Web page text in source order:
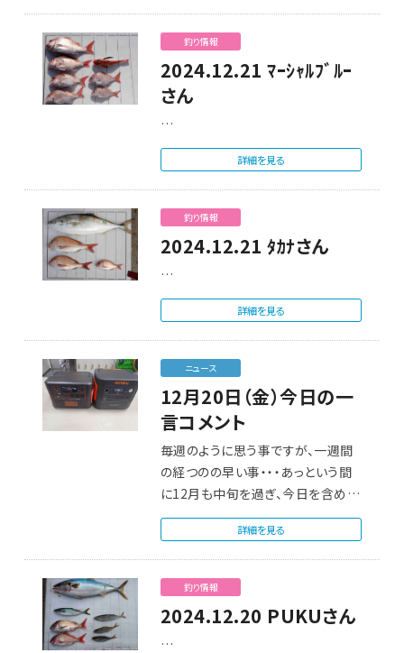
釣り情報
2024.12.21 ﾏｰｼｬﾙﾌﾞﾙｰ
さん
…
詳細を見る
釣り情報
2024.12.21 ﾀｶﾅさん
…
詳細を見る
ニュース
12月20日（金）今日の一
言コメント
毎週のように思う事ですが、一週間
の経つのの早い事・・・あっという間
に12月も中旬を過ぎ、今日を含めて
こちらの記…
詳細を見る
釣り情報
2024.12.20 PUKUさん
…